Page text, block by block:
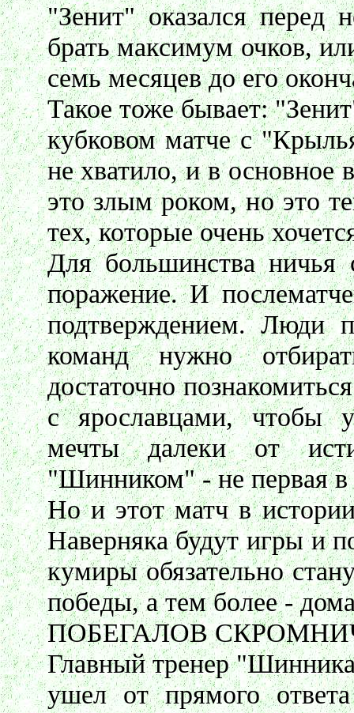
"Зенит" оказался перед
брать максимум очков,
семь месяцев до его
Такое тоже бывает:
кубковом матче с
не хватило, и в
это злым роком, но это
тех, которые очень
Для большинства
поражение. И
подтверждением. Люди
команд нужно
достаточно
с ярославцами, чтобы
мечты далеки от
"Шинником" - не первая в
Но и этот матч в
Наверняка будут игры и
кумиры обязательно
победы, а тем более -
ПОБЕГАЛОВ
Главный тренер
ушел от прямого